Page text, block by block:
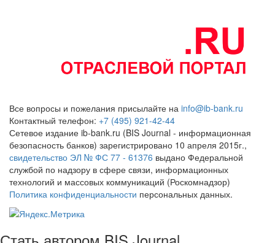
Все вопросы и пожелания присылайте на info@ib-bank.ru
Контактный телефон: +7 (495) 921-42-44
Сетевое издание ib-bank.ru (BIS Journal - информационная
безопасность банков) зарегистрировано 10 апреля 2015г.,
свидетельство ЭЛ № ФС 77 - 61376 выдано Федеральной
службой по надзору в сфере связи, информационных
технологий и массовых коммуникаций (Роскомнадзор)
Политика конфиденциальности персональных данных.